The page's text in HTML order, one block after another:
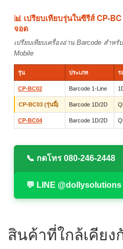
📊 เปรียบเทียบรุ่นในซีรีส์ CP-
จอด
เปรียบเทียบเครื่องอ่าน Barcode สำห
Mobile
รุ่น ประเภท ร
CP-BC02 Barcode 1-Line
CP-BC03 (รุ่นนี้) Barcode 1D/2D
CP-BC04 Barcode 1D/2D
📞 กดโทร 080-246-2448
💬 LINE @dollysolutions
สินค้าที่ใกล้เคียง